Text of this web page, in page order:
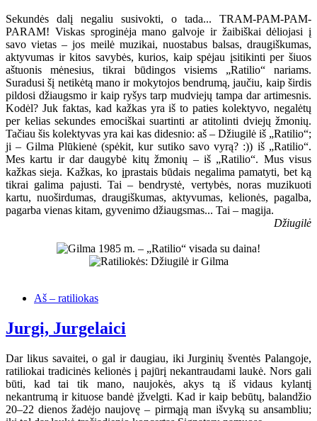
Sekundės dalį negaliu susivokti, o tada... TRAM-PAM-PAM-
PARAM! Viskas sproginėja mano galvoje ir žaibiškai dėliojasi į
savo vietas – jos meilė muzikai, nuostabus balsas, draugiškumas,
aktyvumas ir kitos savybės, kurios, kaip spėjau įsitikinti per šiuos
aštuonis mėnesius, tikrai būdingos visiems „Ratilio“ nariams.
Suradusi šį netikėtą mano ir mokytojos bendrumą, jaučiu, kaip širdis
pildosi džiaugsmo ir kaip ryšys tarp mudviejų tampa dar artimesnis.
Kodėl? Juk faktas, kad kažkas yra iš to paties kolektyvo, negalėtų
per kelias sekundes emociškai suartinti ar atitolinti dviejų žmonių.
Tačiau šis kolektyvas yra kai kas didesnio: aš – Džiugilė iš „Ratilio“;
ji – Gilma Plūkienė (spėkit, kur sutiko savo vyrą? :)) iš „Ratilio“.
Mes kartu ir dar daugybė kitų žmonių – iš „Ratilio“. Mus visus
kažkas sieja. Kažkas, ko įprastais būdais negalima pamatyti, bet ką
tikrai galima pajusti. Tai – bendrystė, vertybės, noras muzikuoti
kartu, nuoširdumas, draugiškumas, aktyvumas, kelionės, pagalba,
pagarba vienas kitam, gyvenimo džiaugsmas... Tai – magija.
Džiugilė
Aš – ratiliokas
Jurgi, Jurgelaici
Dar likus savaitei, o gal ir daugiau, iki Jurginių šventės Palangoje,
ratiliokai tradicinės kelionės į pajūrį nekantraudami laukė. Nors gali
būti, kad tai tik mano, naujokės, akys tą iš vidaus kylantį
nekantrumą ir kituose bandė įžvelgti. Kad ir kaip bebūtų, balandžio
20–22 dienos žadėjo naujovę – pirmąją man išvyką su ansambliu;